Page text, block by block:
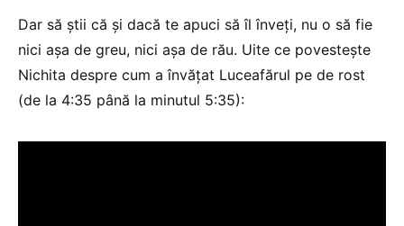
Dar să ştii că şi dacă te apuci să îl înveţi, nu o să fie
nici așa de greu, nici aşa de rău. Uite ce povesteşte
Nichita despre cum a învăţat Luceafărul pe de rost
(de la 4:35 până la minutul 5:35):